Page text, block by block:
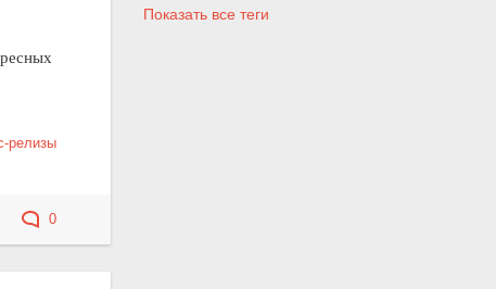
релизы
0
Показать все теги